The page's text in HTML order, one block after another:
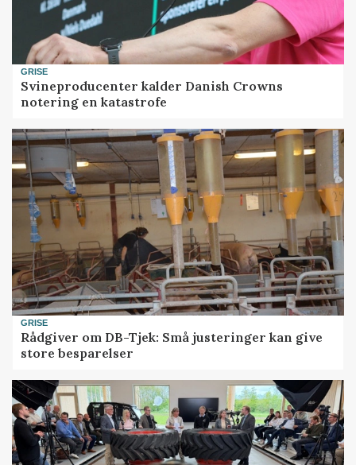
GRISE
Svineproducenter kalder Danish Crowns
notering en katastrofe
GRISE
Rådgiver om DB-Tjek: Små justeringer kan give
store besparelser